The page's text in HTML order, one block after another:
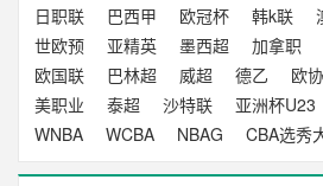
日职联
巴西甲 欧冠杯 韩k联
世欧预
亚精英 墨西超 加拿职
欧国联
巴林超 威超 德乙 欧
美职业
泰超 沙特联 亚洲杯U23
WNBA
WCBA NBAG CBA选秀